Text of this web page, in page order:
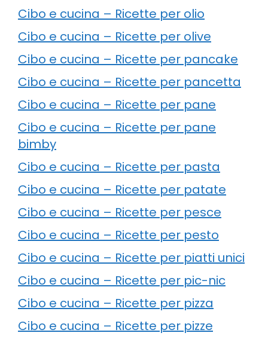
Cibo e cucina – Ricette per olio
Cibo e cucina – Ricette per olive
Cibo e cucina – Ricette per pancake
Cibo e cucina – Ricette per pancetta
Cibo e cucina – Ricette per pane
Cibo e cucina – Ricette per pane
bimby
Cibo e cucina – Ricette per pasta
Cibo e cucina – Ricette per patate
Cibo e cucina – Ricette per pesce
Cibo e cucina – Ricette per pesto
Cibo e cucina – Ricette per piatti unici
Cibo e cucina – Ricette per pic-nic
Cibo e cucina – Ricette per pizza
Cibo e cucina – Ricette per pizze